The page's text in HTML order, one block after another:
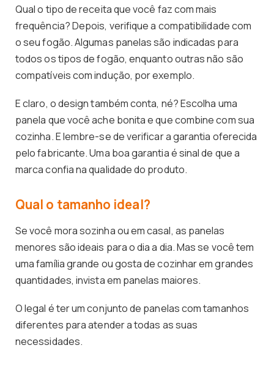
Qual o tipo de receita que você faz com mais
frequência? Depois, verifique a compatibilidade com
o seu fogão. Algumas panelas são indicadas para
todos os tipos de fogão, enquanto outras não são
compatíveis com indução, por exemplo.
E claro, o design também conta, né? Escolha uma
panela que você ache bonita e que combine com sua
cozinha. E lembre-se de verificar a garantia oferecida
pelo fabricante. Uma boa garantia é sinal de que a
marca confia na qualidade do produto.
Qual o tamanho ideal?
Se você mora sozinha ou em casal, as panelas
menores são ideais para o dia a dia. Mas se você tem
uma família grande ou gosta de cozinhar em grandes
quantidades, invista em panelas maiores.
O legal é ter um conjunto de panelas com tamanhos
diferentes para atender a todas as suas
necessidades.